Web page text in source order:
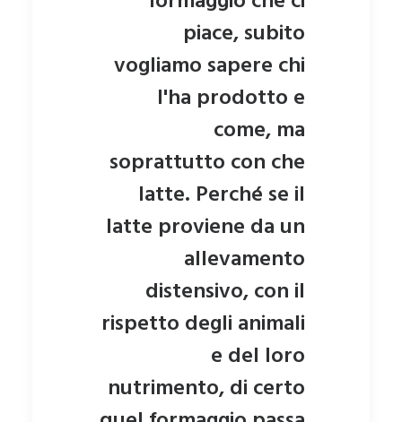
piace, subito
vogliamo sapere chi
l'ha prodotto e
come, ma
soprattutto con che
latte. Perché se il
latte proviene da un
allevamento
distensivo, con il
rispetto degli animali
e del loro
nutrimento, di certo